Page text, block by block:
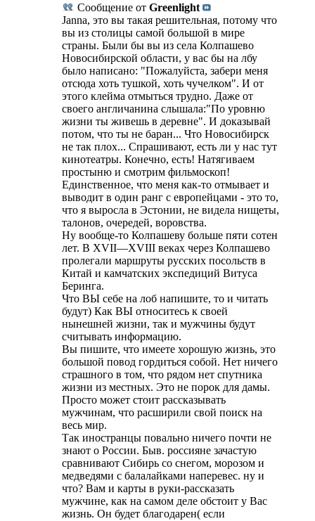
Сообщение от Greenlight
Janna, это вы такая решительная, потому что
вы из столицы самой большой в мире
страны. Были бы вы из села Колпашево
Новосибирской области, у вас бы на лбу
было написано: "Пожалуйста, забери меня
отсюда хоть тушкой, хоть чучелком". И от
этого клейма отмыться трудно. Даже от
своего англичанина слышала:"По уровню
жизни ты живешь в деревне". И доказывай
потом, что ты не баран... Что Новосибирск
не так плох... Спрашивают, есть ли у нас тут
кинотеатры. Конечно, есть! Натягиваем
простыню и смотрим фильмоскоп!
Единственное, что меня как-то отмывает и
выводит в один ранг с европейцами - это то,
что я выросла в Эстонии, не видела нищеты,
талонов, очередей, воровства.
Ну вообще-то Колпашеву больше пяти сотен
лет. В XVII—XVIII веках через Колпашево
пролегали маршруты русских посольств в
Китай и камчатских экспедиций Витуса
Беринга.
Что ВЫ себе на лоб напишите, то и читать
будут) Как ВЫ относитесь к своей
нынешней жизни, так и мужчины будут
считывать информацию.
Вы пишите, что имеете хорошую жизнь, это
большой повод гордиться собой. Нет ничего
страшного в том, что рядом нет спутника
жизни из местных. Это не порок для дамы.
Просто может стоит рассказывать
мужчинам, что расширили свой поиск на
весь мир.
Так иностранцы повально ничего почти не
знают о России. Быв. россияне зачастую
сравнивают Сибирь со снегом, морозом и
медведями с балалайками наперевес. ну и
что? Вам и карты в руки-рассказать
мужчине, как на самом деле обстоит у Вас
жизнь. Он будет благодарен( если